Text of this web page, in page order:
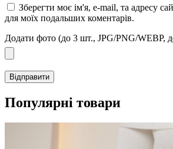
Зберегти моє ім'я, e-mail, та адресу
для моїх подальших коментарів.
Додати фото (до 3 шт., JPG/PNG/WEBP,
Популярні товари